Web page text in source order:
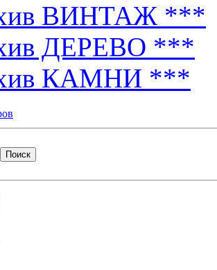
ВИНТАЖ ***
ДЕРЕВО ***
КАМНИ ***